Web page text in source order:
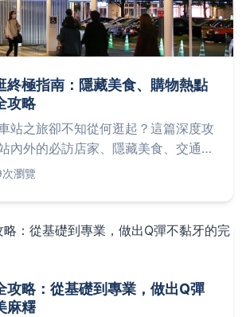
終極指南：隱藏美食、購物熱點
攻略
站之旅卻不知從何逛起？這篇深度攻
內外的必訪店家、隱藏美食、交通貼
解決自由行旅客的所有疑惑，讓你的
瀏覽
攻略：從基礎到專業，做出Q彈
麻糬